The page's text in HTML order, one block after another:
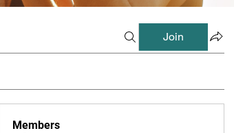
Join
Members